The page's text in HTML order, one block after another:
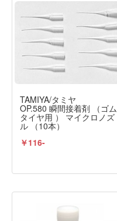
TAMIYA/タミヤ
OP.580 瞬間接着剤 （ゴム
タイヤ用 ） マイクロノズ
ル （10本）
￥116-